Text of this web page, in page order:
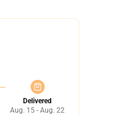
Delivered
Aug. 15 - Aug. 22